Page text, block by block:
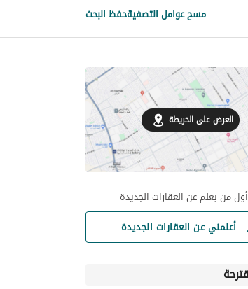
مسح عوامل التصفيةحفظ البحث
العرض على الخريطة
من يعلم عن العقارات الجديدة
أعلمني عن العقارات الجديدة